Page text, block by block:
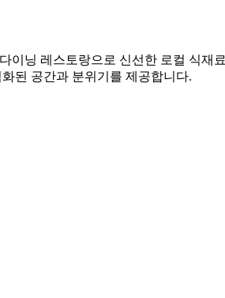
닝 레스토랑으로 신선한 로컬 식재
된 공간과 분위기를 제공합니다.